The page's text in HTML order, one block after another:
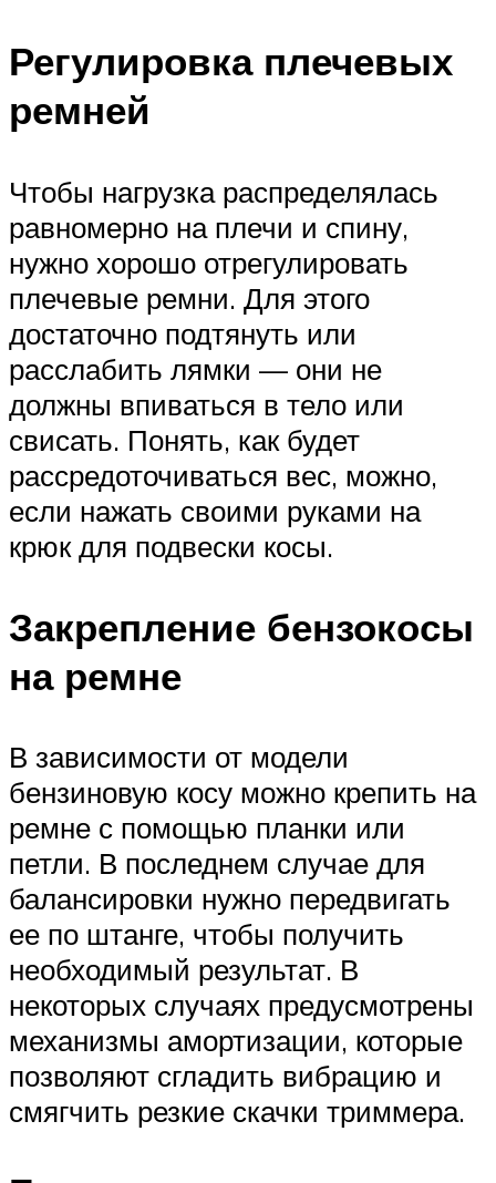
Регулировка плечевых
ремней
Чтобы нагрузка распределялась
равномерно на плечи и спину,
нужно хорошо отрегулировать
плечевые ремни. Для этого
достаточно подтянуть или
расслабить лямки — они не
должны впиваться в тело или
свисать. Понять, как будет
рассредоточиваться вес, можно,
если нажать своими руками на
крюк для подвески косы.
Закрепление бензокосы
на ремне
В зависимости от модели
бензиновую косу можно крепить на
ремне с помощью планки или
петли. В последнем случае для
балансировки нужно передвигать
ее по штанге, чтобы получить
необходимый результат. В
некоторых случаях предусмотрены
механизмы амортизации, которые
позволяют сгладить вибрацию и
смягчить резкие скачки триммера.